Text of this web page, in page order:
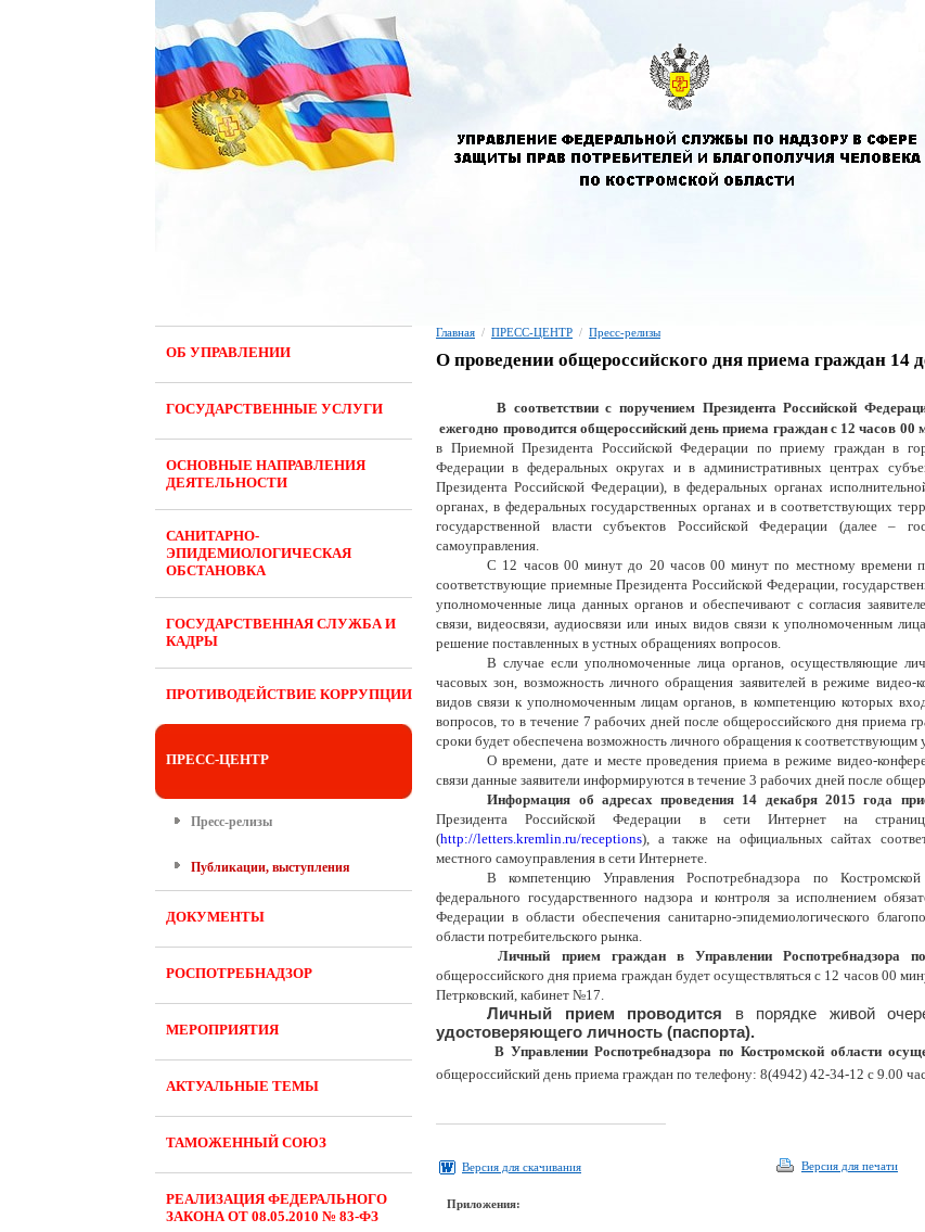
ОБ УПРАВЛЕНИИ
ГОСУДАРСТВЕННЫЕ УСЛУГИ
ОСНОВНЫЕ НАПРАВЛЕНИЯ
ДЕЯТЕЛЬНОСТИ
САНИТАРНО-
ЭПИДЕМИОЛОГИЧЕСКАЯ
ОБСТАНОВКА
ГОСУДАРСТВЕННАЯ СЛУЖБА И
КАДРЫ
ПРОТИВОДЕЙСТВИЕ КОРРУПЦИИ
ПРЕСС-ЦЕНТР
Пресс-релизы
Публикации, выступления
ДОКУМЕНТЫ
РОСПОТРЕБНАДЗОР
МЕРОПРИЯТИЯ
АКТУАЛЬНЫЕ ТЕМЫ
ТАМОЖЕННЫЙ СОЮЗ
РЕАЛИЗАЦИЯ ФЕДЕРАЛЬНОГО
ЗАКОНА ОТ 08.05.2010 № 83-ФЗ
Главная / ПРЕСС-ЦЕНТР / Пресс-релизы
О проведении общероссийского дня приема граждан 14
В соответствии с поручением Президента Российской
ежегодно проводится общероссийский день приема граждан с 12 часов
в Приемной Президента Российской Федерации по приему граждан в
Федерации в федеральных округах и в административных центрах
Президента Российской Федерации), в федеральных органах
органах, в федеральных государственных органах и в соответствующих
государственной власти субъектов Российской Федерации (далее –
самоуправления.
С 12 часов 00 минут до 20 часов 00 минут по местному времени
соответствующие приемные Президента Российской Федерации,
уполномоченные лица данных органов и обеспечивают с согласия
связи, видеосвязи, аудиосвязи или иных видов связи к уполномоченным
решение поставленных в устных обращениях вопросов.
В случае если уполномоченные лица органов, осуществляющие
часовых зон, возможность личного обращения заявителей в режиме видео-
видов связи к уполномоченным лицам органов, в компетенцию которых
вопросов, то в течение 7 рабочих дней после общероссийского дня приема
сроки будет обеспечена возможность личного обращения к
О времени, дате и месте проведения приема в режиме видео-
связи данные заявители информируются в течение 3 рабочих дней после
Информация об адресах проведения 14 декабря 2015 года
Президента Российской Федерации в сети Интернет на
(http://letters.kremlin.ru/receptions), а также на официальных сайтах
местного самоуправления в сети Интернете.
В компетенцию Управления Роспотребнадзора по
федерального государственного надзора и контроля за исполнением
Федерации в области обеспечения санитарно-эпидемиологического
области потребительского рынка.
Личный прием граждан в Управлении Роспотребнадзора
общероссийского дня приема граждан будет осуществляться с 12 часов 00
Петрковский, кабинет №17.
Личный прием проводится в порядке живой
удостоверяющего личность (паспорта).
В Управлении Роспотребнадзора по Костромской области
общероссийский день приема граждан по телефону: 8(4942) 42-34-12 с 9.00
Версия для скачивания Версия для печати
Приложения: